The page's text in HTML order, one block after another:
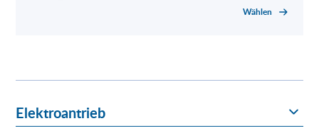
Wählen
Elektroantrieb